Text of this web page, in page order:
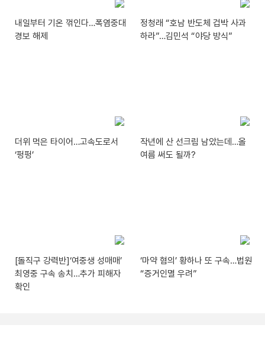
내일부터 기온 꺾인다…폭염중대
경보 해제
정청래 “호남 반도체 겁박 사과
하라”…김민석 “야당 방식”
더위 먹은 타이어…고속도로서
‘펑펑’
작년에 산 선크림 남았는데…올
여름 써도 될까?
[돌직구 강력반]‘여중생 성매매’
최영중 구속 송치…추가 피해자
확인
‘마약 혐의’ 황하나 또 구속…법원
“증거인멸 우려”